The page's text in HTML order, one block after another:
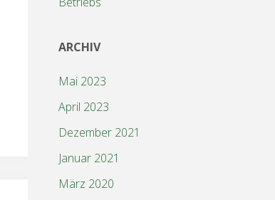
ARCHIV
Mai 2023
April 2023
Dezember 2021
Januar 2021
März 2020